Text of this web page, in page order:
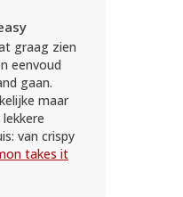
graag zien
eenvoud
gaan.
maar
van crispy
takes it